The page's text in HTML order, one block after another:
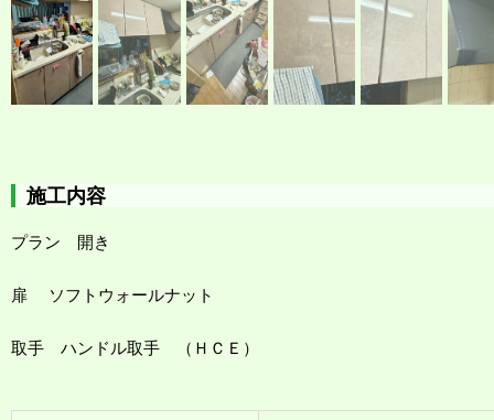
施工内容
プラン 開き
扉 ソフトウォールナット
取手 ハンドル取手 （ＨＣＥ）